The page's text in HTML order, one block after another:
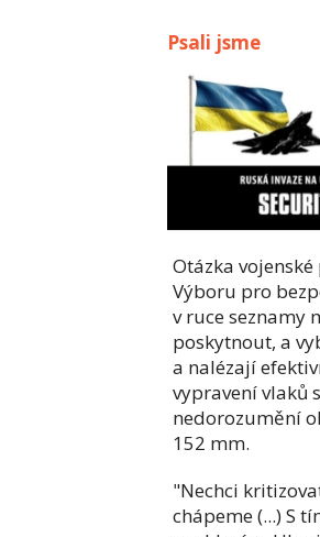
Psali jsme
Otázka
Výboru pro
v ruce seznamy
poskytnout, a
a nalézají
vypravení vlaků
nedorozumění
152 mm.
"Nechci
chápeme (...) S